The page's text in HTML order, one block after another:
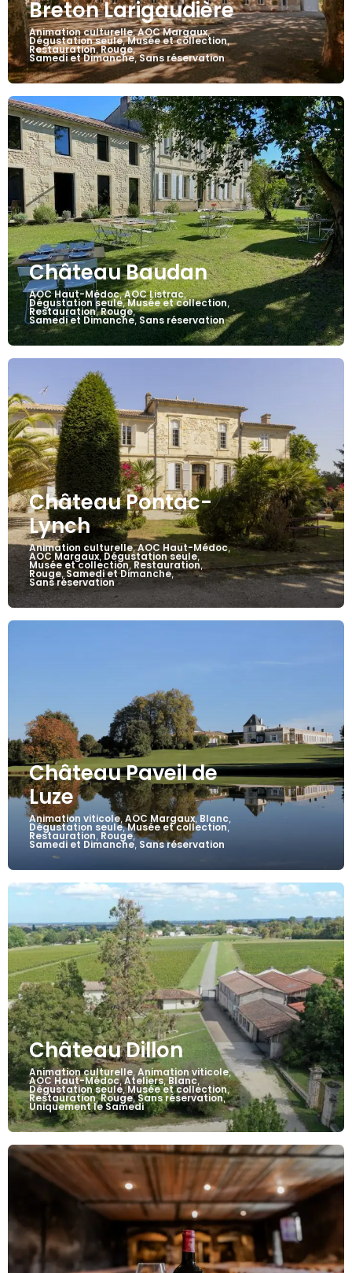
Breton Larigaudière
Animation culturelle,AOC Margaux,
Dégustation seule,Musée et collection,
Restauration,Rouge,
Samedi et Dimanche,Sans réservation
Château Baudan
AOC Haut-Médoc,AOC Listrac,
Dégustation seule,Musée et collection,
Restauration,Rouge,
Samedi et Dimanche, Sans réservation
Château Pontac-
Lynch
Animation culturelle,AOC Haut-Médoc,
AOC Margaux, Dégustation seule,
Musée et collection, Restauration,
Rouge,Samedi et Dimanche,
Sans réservation
Château Paveil de
Luze
Animation viticole,AOC Margaux,Blanc
Dégustation seule,Musée et collection ,
Restauration Rouge,
Samedi et Dimanche Sans réservation
Château Dillon
Animation culturelle ,Animation viticole,
AOC Haut-Médoc,Ateliers,Blanc,
Dégustation seule,Musée et collection,
Restauration,Rouge,Sans réservation,
Uniquement le Samedi